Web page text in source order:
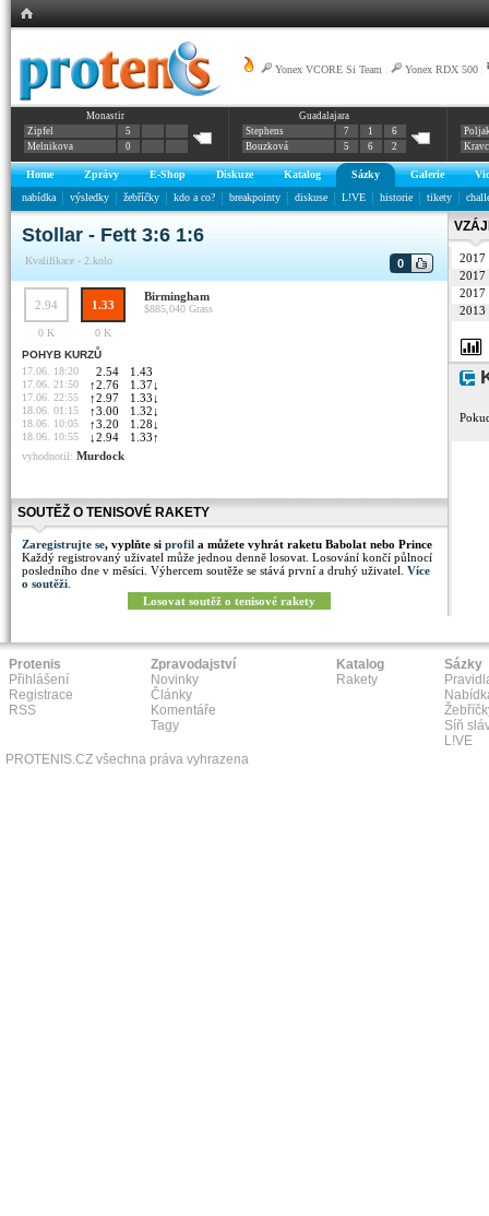
Yonex VCORE Si Team Yonex RDX 500
Monastir
Zipfel
5
Melnikova
0
Guadalajara
Stephens
7 1
6
Bouzková
5 6 2
Home Zprávy E-Shop Diskuze Katalog Sázky Galerie
nabídka
výsledky žebříčky kdo a co? breakpointy diskuse L!VE historie tikety
Stollar - Fett 3:6 1:6
Kvalifikace - 2.kolo 0
2.94 1.33
Birmingham
$885,040 Grass
0 K
0 K
POHYB KURZŮ
17.06. 18:20
2.54 1.43
17.06. 21:50 ↑2.76 1.37↓
17.06. 22:55 ↑2.97 1.33 ↓
18.06. 01:15 ↑3.00 1.32 ↓
18.06. 10:05 ↑3.20 1.28 ↓
18.06. 10:55 ↓ 2.94 1.33↑
vyhodnotil: Murdock
SOUTĚŽ O TENISOVÉ RAKETY
Zaregistrujte se, vyplňte si profil a můžete vyhrát raketu Babolat nebo Prince
Každý registrovaný uživatel může jednou denně losovat. Losování končí půlnocí
posledního dne v měsíci. Výhercem soutěže se stává první a druhý uživatel. Více
o soutěži
Losovat soutěž o tenisové rakety
2017
2017
2017
2013
Protenis
Přihlášení
Registrace
RSS
Zpravodajství
Novinky
Články
Komentáře
Tagy
Katalog
Rakety
Sázky
Síň
L!VE
PROTENIS.CZ všechna práva vyhrazena